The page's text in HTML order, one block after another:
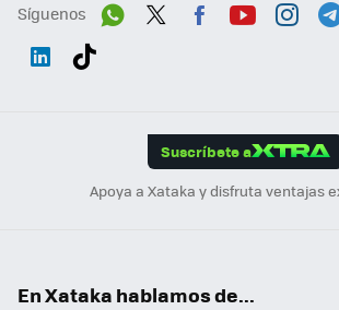
Síguenos
Suscríbete a
Apoya a Xataka y disfruta ventajas
En Xataka hablamos de...